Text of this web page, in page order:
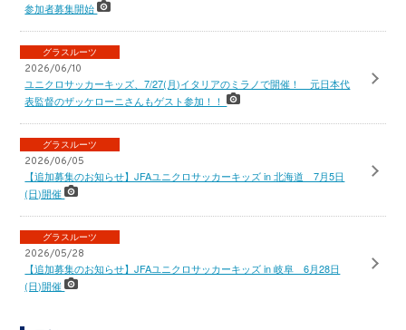
参加者募集開始
グラスルーツ
2026/06/10
ユニクロサッカーキッズ、7/27(月)イタリアのミラノで開催！ 元日本代
表監督のザッケローニさんもゲスト参加！！
グラスルーツ
2026/06/05
【追加募集のお知らせ】JFAユニクロサッカーキッズ in 北海道 7月5日
(日)開催
グラスルーツ
2026/05/28
【追加募集のお知らせ】JFAユニクロサッカーキッズ in 岐阜 6月28日
(日)開催